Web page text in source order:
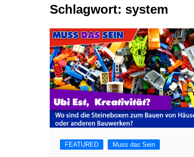
Tutorials
NerdStuff
Speedbuild
GAMEzeit
Muss das Sein
Retroecke
Building Bricks For
Warenkorb
Schlagwort: system
FEATURED Muss das Sein